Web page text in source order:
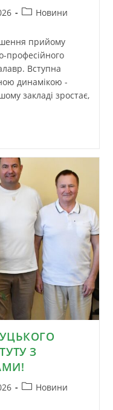
Новини
прийому
професійного
Вступна
динамікою -
закладі зростає,
З
Новини